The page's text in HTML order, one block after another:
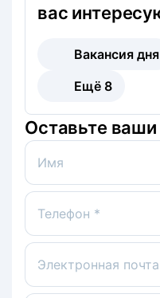
вас
Вакансия дня
Ещё 8
Оставьте
Имя
Телефон *
Электронная почта